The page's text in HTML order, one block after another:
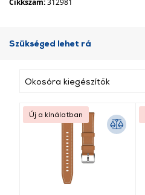
Cikkszám:312981
Szükséged lehet rá
Okosóra kiegészítők
Új a kínálatban